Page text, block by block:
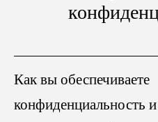
Как вы обеспечиваете
конфиденциальность